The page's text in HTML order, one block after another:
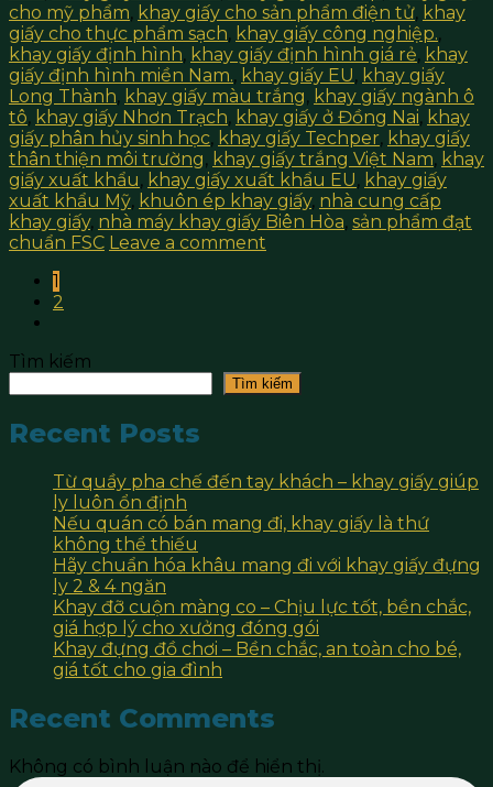
cho mỹ phẩm, khay giấy cho sản phẩm điện tử, khay
giấy cho thực phẩm sạch, khay giấy công nghiệp.,
khay giấy định hình, khay giấy định hình giá rẻ, khay
giấy định hình miền Nam., khay giấy EU, khay giấy
Long Thành, khay giấy màu trắng, khay giấy ngành ô
tô, khay giấy Nhơn Trạch, khay giấy ở Đồng Nai, khay
giấy phân hủy sinh học, khay giấy Techper, khay giấy
thân thiện môi trường, khay giấy trắng Việt Nam, khay
giấy xuất khẩu, khay giấy xuất khẩu EU, khay giấy
xuất khẩu Mỹ, khuôn ép khay giấy, nhà cung cấp
khay giấy, nhà máy khay giấy Biên Hòa, sản phẩm đạt
chuẩn FSC Leave a comment
1
2
Tìm kiếm
Tìm kiếm
Recent Posts
Từ quầy pha chế đến tay khách – khay giấy giúp
ly luôn ổn định
Nếu quán có bán mang đi, khay giấy là thứ
không thể thiếu
Hãy chuẩn hóa khâu mang đi với khay giấy đựng
ly 2 & 4 ngăn
Khay đỡ cuộn màng co – Chịu lực tốt, bền chắc,
giá hợp lý cho xưởng đóng gói
Khay đựng đồ chơi – Bền chắc, an toàn cho bé,
giá tốt cho gia đình
Recent Comments
Không có bình luận nào để hiển thị.